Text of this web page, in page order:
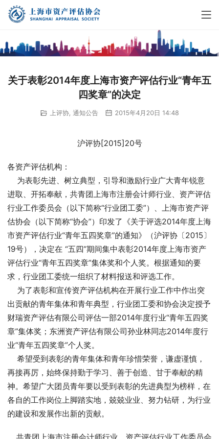
关于表彰2014年度上海市资产评估行业“青年五
四奖章”的决定
上评协 通知公告 2015年4月20日 14:48
沪评协[2015]20号
各资产评估机构：
为表彰先进、树立典型，引导和激励行业广大青年锐意
进取、开拓奉献，共青团上海市注册会计师行业、资产评估
行业工作委员会（以下简称“行业团工委”）、上海市资产评
估协会（以下简称“协会”）印发了《关于评选2014年度上海
市资产评估行业“青年五四奖章”的通知》（沪评协〔2015〕
19号），决定在 “五四”期间集中表彰2014年度上海市资产
评估行业“青年五四奖章”集体奖和个人奖。根据通知的要
求，行业团工委统一组织了材料报送和评选工作。
为了表彰和宣传资产评估机构在开展行业工作中作出突
出贡献的青年集体和青年典型，行业团工委和协会决定授予
财瑞资产评估有限公司评估一部2014年度行业“青年五四奖
章”集体奖；东洲资产评估有限公司孙业林同志2014年度行
业“青年五四奖章”个人奖。
希望受到表彰的青年集体和青年珍惜荣誉，谦虚谨慎，
再接再厉，始终保持勤于学习、善于创造、甘于奉献的精
神。希望广大团员青年要以受到表彰的先进典型为榜样，在
各自的工作岗位上脚踏实地，兢兢业业、努力钻研，为行业
的建设和发展作出新的贡献。